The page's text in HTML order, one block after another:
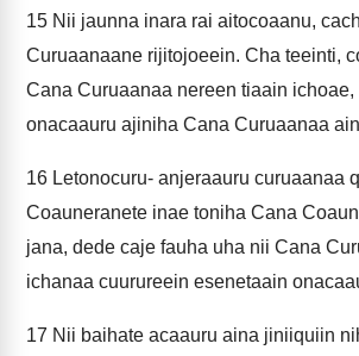
15 Nii jaunna inara rai aitocoaanu,
Curuaanaane rijitojoeein. Cha teeinti,
Cana Curuaanaa nereen tiaain
onacaauru ajiniha Cana Curuaanaa
16 Letonocuru- anjeraauru curuaanaa
Coauneranete inae toniha Cana
jana, dede caje fauha uha nii Cana
ichanaa cuurureein esenetaain
17 Nii baihate acaauru aina jiniiquiin